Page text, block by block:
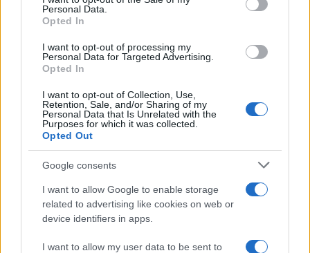
Personal Data.
Opted In
I want to opt-out of processing my
Personal Data for Targeted Advertising.
Opted In
I want to opt-out of Collection, Use,
Retention, Sale, and/or Sharing of my
Personal Data that Is Unrelated with the
Purposes for which it was collected.
Opted Out
Google consents
I want to allow Google to enable storage
related to advertising like cookies on web or
device identifiers in apps.
I want to allow my user data to be sent to